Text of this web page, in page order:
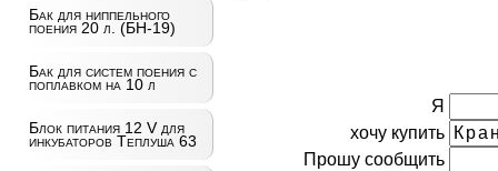
Бак для ниппельного
поения 20 л. (БН-19)
Бак для систем поения с
поплавком на 10 л
Блок питания 12 V для
инкубаторов Теплуша 63
Я
хочу купить
Прошу сообщить